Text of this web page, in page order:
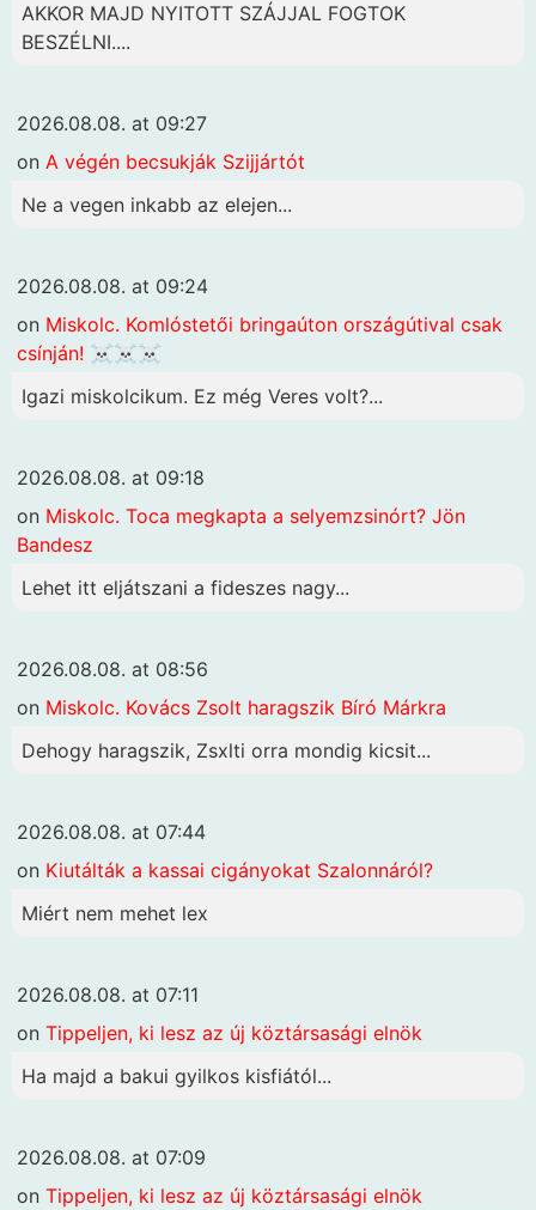
AKKOR MAJD NYITOTT SZÁJJAL FOGTOK
BESZÉLNI....
2026.08.08. at 09:27
on A végén becsukják Szijjártót
Ne a vegen inkabb az elejen...
2026.08.08. at 09:24
on Miskolc. Komlóstetői bringaúton országútival csak
csínján! ☠️☠️☠️
Igazi miskolcikum. Ez még Veres volt?...
2026.08.08. at 09:18
on Miskolc. Toca megkapta a selyemzsinórt? Jön
Bandesz
Lehet itt eljátszani a fideszes nagy...
2026.08.08. at 08:56
on Miskolc. Kovács Zsolt haragszik Bíró Márkra
Dehogy haragszik, Zsxlti orra mondig kicsit...
2026.08.08. at 07:44
on Kiutálták a kassai cigányokat Szalonnáról?
Miért nem mehet lex
2026.08.08. at 07:11
on Tippeljen, ki lesz az új köztársasági elnök
Ha majd a bakui gyilkos kisfiától...
2026.08.08. at 07:09
on Tippeljen, ki lesz az új köztársasági elnök